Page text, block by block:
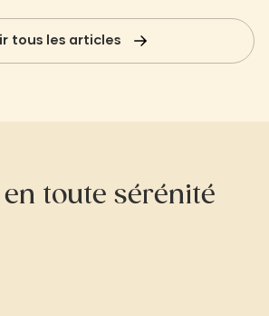
tous les articles
en toute sérénité